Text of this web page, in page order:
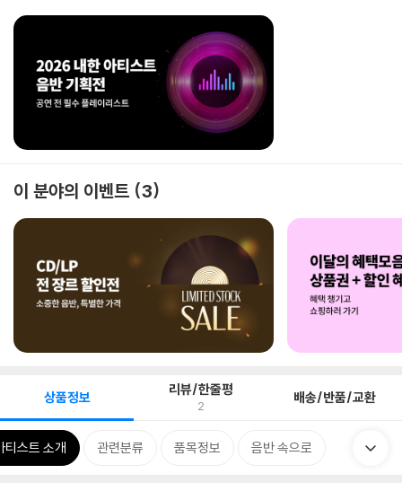
이 분야의 이벤트 3
상품정보 리뷰/한줄평
2 배송/반품/교환
티스트 소개 관련분류 품목정보 음반 속으로